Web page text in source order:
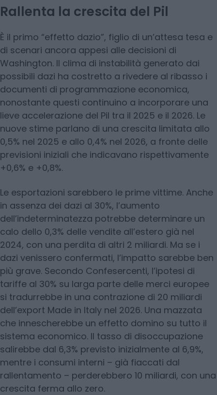
Rallenta la crescita del Pil
È il primo “effetto dazio”, figlio di un’attesa tesa e
di scenari ancora appesi alle decisioni di
Washington. Il clima di instabilità generato dai
possibili dazi ha costretto a rivedere al ribasso i
documenti di programmazione economica,
nonostante questi continuino a incorporare una
lieve accelerazione del Pil tra il 2025 e il 2026. Le
nuove stime parlano di una crescita limitata allo
0,5% nel 2025 e allo 0,4% nel 2026, a fronte delle
previsioni iniziali che indicavano rispettivamente
+0,6% e +0,8%.
Le esportazioni sarebbero le prime vittime. Anche
in assenza dei dazi al 30%, l’aumento
dell’indeterminatezza potrebbe determinare un
calo dello 0,3% delle vendite all’estero già nel
2024, con una perdita di altri 2 miliardi. Ma se i
dazi venissero confermati, l’impatto sarebbe ben
più grave. Secondo Confesercenti, l’ipotesi di
tariffe al 30% su larga parte delle merci europee
si tradurrebbe in una contrazione di 20 miliardi
dell’export Made in Italy nel 2026. Una mazzata
che innescherebbe un effetto domino su tutto il
sistema economico. Il tasso di disoccupazione
salirebbe dal 6,3% previsto inizialmente al 6,9%,
mentre i consumi interni – già fiaccati dal
rallentamento – perderebbero 10 miliardi, con una
crescita ferma allo zero.